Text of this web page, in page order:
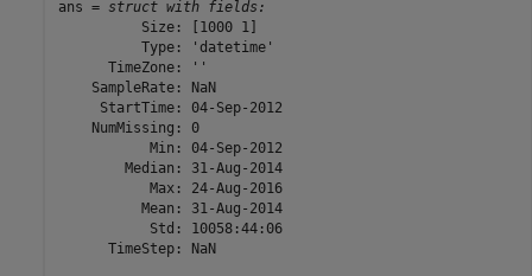
ans = struct with fields:
          Size: [1000 1]
          Type: 'datetime'
      TimeZone: ''
    SampleRate: NaN
     StartTime: 04-Sep-2012
    NumMissing: 0
           Min: 04-Sep-2012
        Median: 31-Aug-2014
           Max: 24-Aug-2016
          Mean: 31-Aug-2014
           Std: 10058:44:06
      TimeStep: NaN